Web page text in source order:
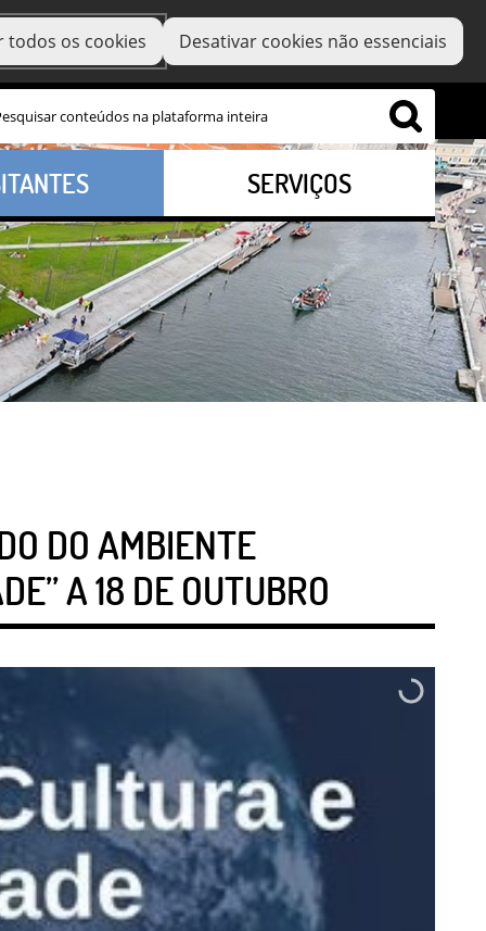
todos os cookies Desativar cookies não essenciais
SERVIÇOS
DO AMBIENTE
A 18 DE OUTUBRO